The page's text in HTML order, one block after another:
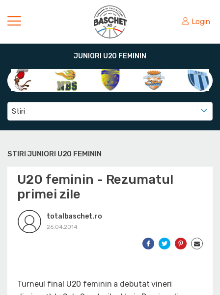
Login
JUNIORI U20 FEMININ
Stiri
STIRI JUNIORI U20 FEMININ
U20 feminin - Rezumatul
primei zile
totalbaschet.ro
26.04.2014
Turneul final U20 feminin a debutat vineri